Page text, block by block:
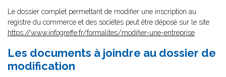
Le dossier complet permettant de modifier une inscription au
registre du commerce et des sociétés peut être déposé sur le site
https://www.infogreffe.fr/formalites/modifier-une-entreprise
Les documents à joindre au dossier de
modification